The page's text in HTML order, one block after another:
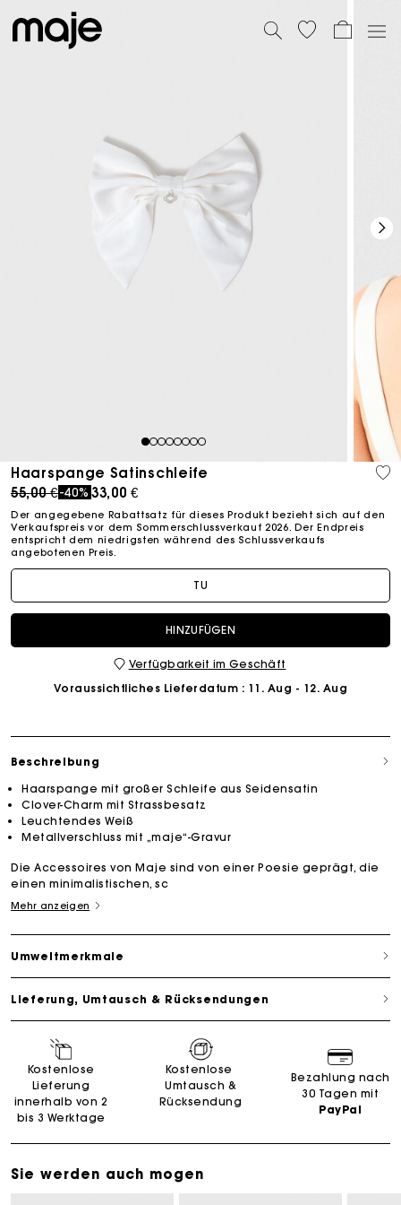
12345678
Haarspange Satinschleife
Price reduced from
55,00 €to
-40% 33,00 €
Der angegebene Rabattsatz für dieses Produkt bezieht sich auf den
Verkaufspreis vor dem Sommerschlussverkauf 2026. Der Endpreis
entspricht dem niedrigsten während des Schlussverkaufs
angebotenen Preis.
TU
HINZUFÜGEN
Verfügbarkeit im Geschäft
Voraussichtliches Lieferdatum : 11. Aug - 12. Aug
Beschreibung
Haarspange mit großer Schleife aus Seidensatin
Clover-Charm mit Strassbesatz
Leuchtendes Weiß
Metallverschluss mit „maje“-Gravur
Die Accessoires von Maje sind von einer Poesie geprägt, die
einen minimalistischen, sc
Mehr anzeigen
Umweltmerkmale
Lieferung, Umtausch & Rücksendungen
Kostenlose
Lieferung
innerhalb von 2
bis 3 Werktage
Kostenlose
Umtausch &
Rücksendung
Bezahlung nach
30 Tagen mit
PayPal
Sie werden auch mogen